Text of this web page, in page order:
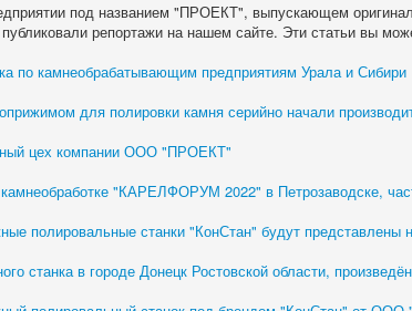
под названием "ПРОЕКТ", выпускающем
репортажи на нашем сайте. Эти статьи вы
по камнеобрабатывающим предприятиям Урала и Сибири
для полировки камня серийно начали
цех компании ООО "ПРОЕКТ"
камнеобработке "КАРЕЛФОРУМ 2022" в Петрозаводске,
полировальные станки "КонСтан" будут представлены
станка в городе Донецк Ростовской области,